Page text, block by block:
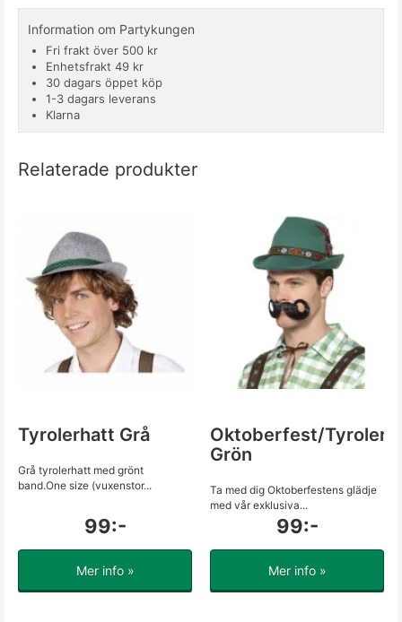
Information om Partykungen
Fri frakt över 500 kr
Enhetsfrakt 49 kr
30 dagars öppet köp
1-3 dagars leverans
Klarna
Relaterade produkter
Tyrolerhatt Grå
Grå tyrolerhatt med grönt
band.One size (vuxenstor...
99:-
Mer info »
Oktoberfest/
Grön
Ta med dig Oktoberfestens glädje
med vår exklusiva...
99:-
Mer info »